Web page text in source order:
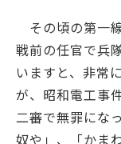
その頃の第一
戦前の任官で兵
いますと、非常
が、昭和電工事
二審で無罪にな
奴や」、「かま